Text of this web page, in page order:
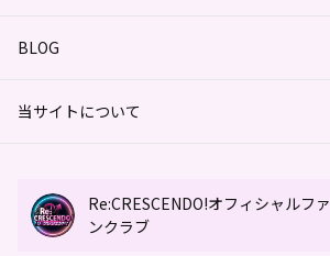
BLOG
当サイトについて
Re:CRESCENDO!オフィシャルファ
ンクラブ